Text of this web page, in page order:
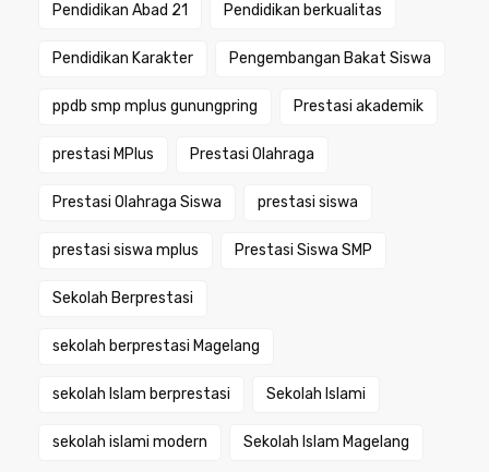
Pendidikan Abad 21 Pendidikan berkualitas
Pendidikan Karakter Pengembangan Bakat Siswa
ppdb smp mplus gunungpring Prestasi akademik
prestasi MPlus Prestasi Olahraga
Prestasi Olahraga Siswa prestasi siswa
prestasi siswa mplus Prestasi Siswa SMP
Sekolah Berprestasi
sekolah berprestasi Magelang
sekolah Islam berprestasi Sekolah Islami
sekolah islami modern Sekolah Islam Magelang